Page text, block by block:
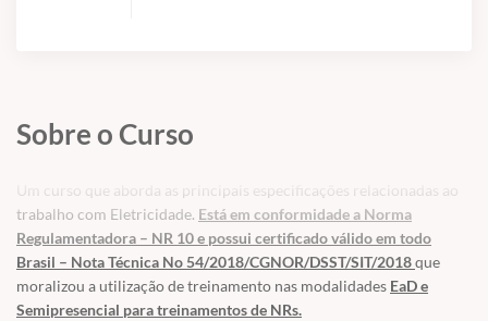
Sobre o Curso
Um curso que aborda as principais especificações relacionadas ao
trabalho com Eletricidade. Está em conformidade a Norma
Regulamentadora – NR 10 e possui certificado válido em todo
Brasil – Nota Técnica No 54/2018/CGNOR/DSST/SIT/2018que
moralizou a utilização de treinamento nas modalidades EaD e
Semipresencial para treinamentos de NRs.